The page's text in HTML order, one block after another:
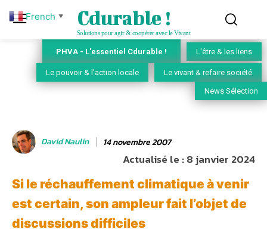
Cdurable !
Solutions pour agir & coopérer avec le Vivant
PHVA - L'essentiel Cdurable ! L'être & les liens
Le pouvoir & l'action locale Le vivant & refaire société
News Sélection
David Naulin 14 novembre 2007
Actualisé le :8 janvier 2024
Si le réchauffement climatique à venir
est certain, son ampleur fait l’objet de
discussions difficiles
French ▼